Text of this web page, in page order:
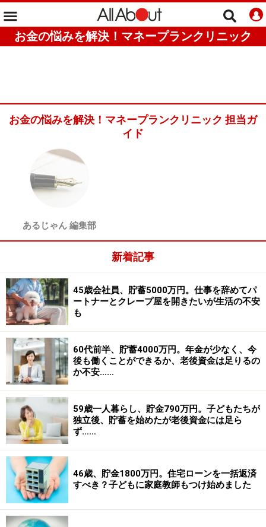
お金の悩みを解決！マネープランクリニック
お金の悩みを解決！マネープランクリニック 担当ガ
イド
あるじゃん 編集部
新着記事
45歳会社員、貯蓄5000万円。仕事を辞めてパ
ートナーとクレープ屋を開きたいが生活の不安
も
60代前半、貯蓄4000万円。年金が少なく、今
後も働くことができるか、老後資金は足りるの
か不安……
59歳一人暮らし、貯金790万円。子どもたちが
独立後、貯蓄を始めたが老後資金には足ら
ず……
46歳、貯金1800万円。住宅ローンを一括返済
すべき？子どもに家庭教師もつけ始めました